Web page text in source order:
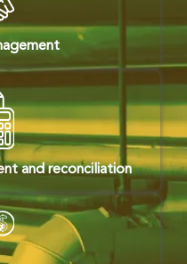
and reconciliation